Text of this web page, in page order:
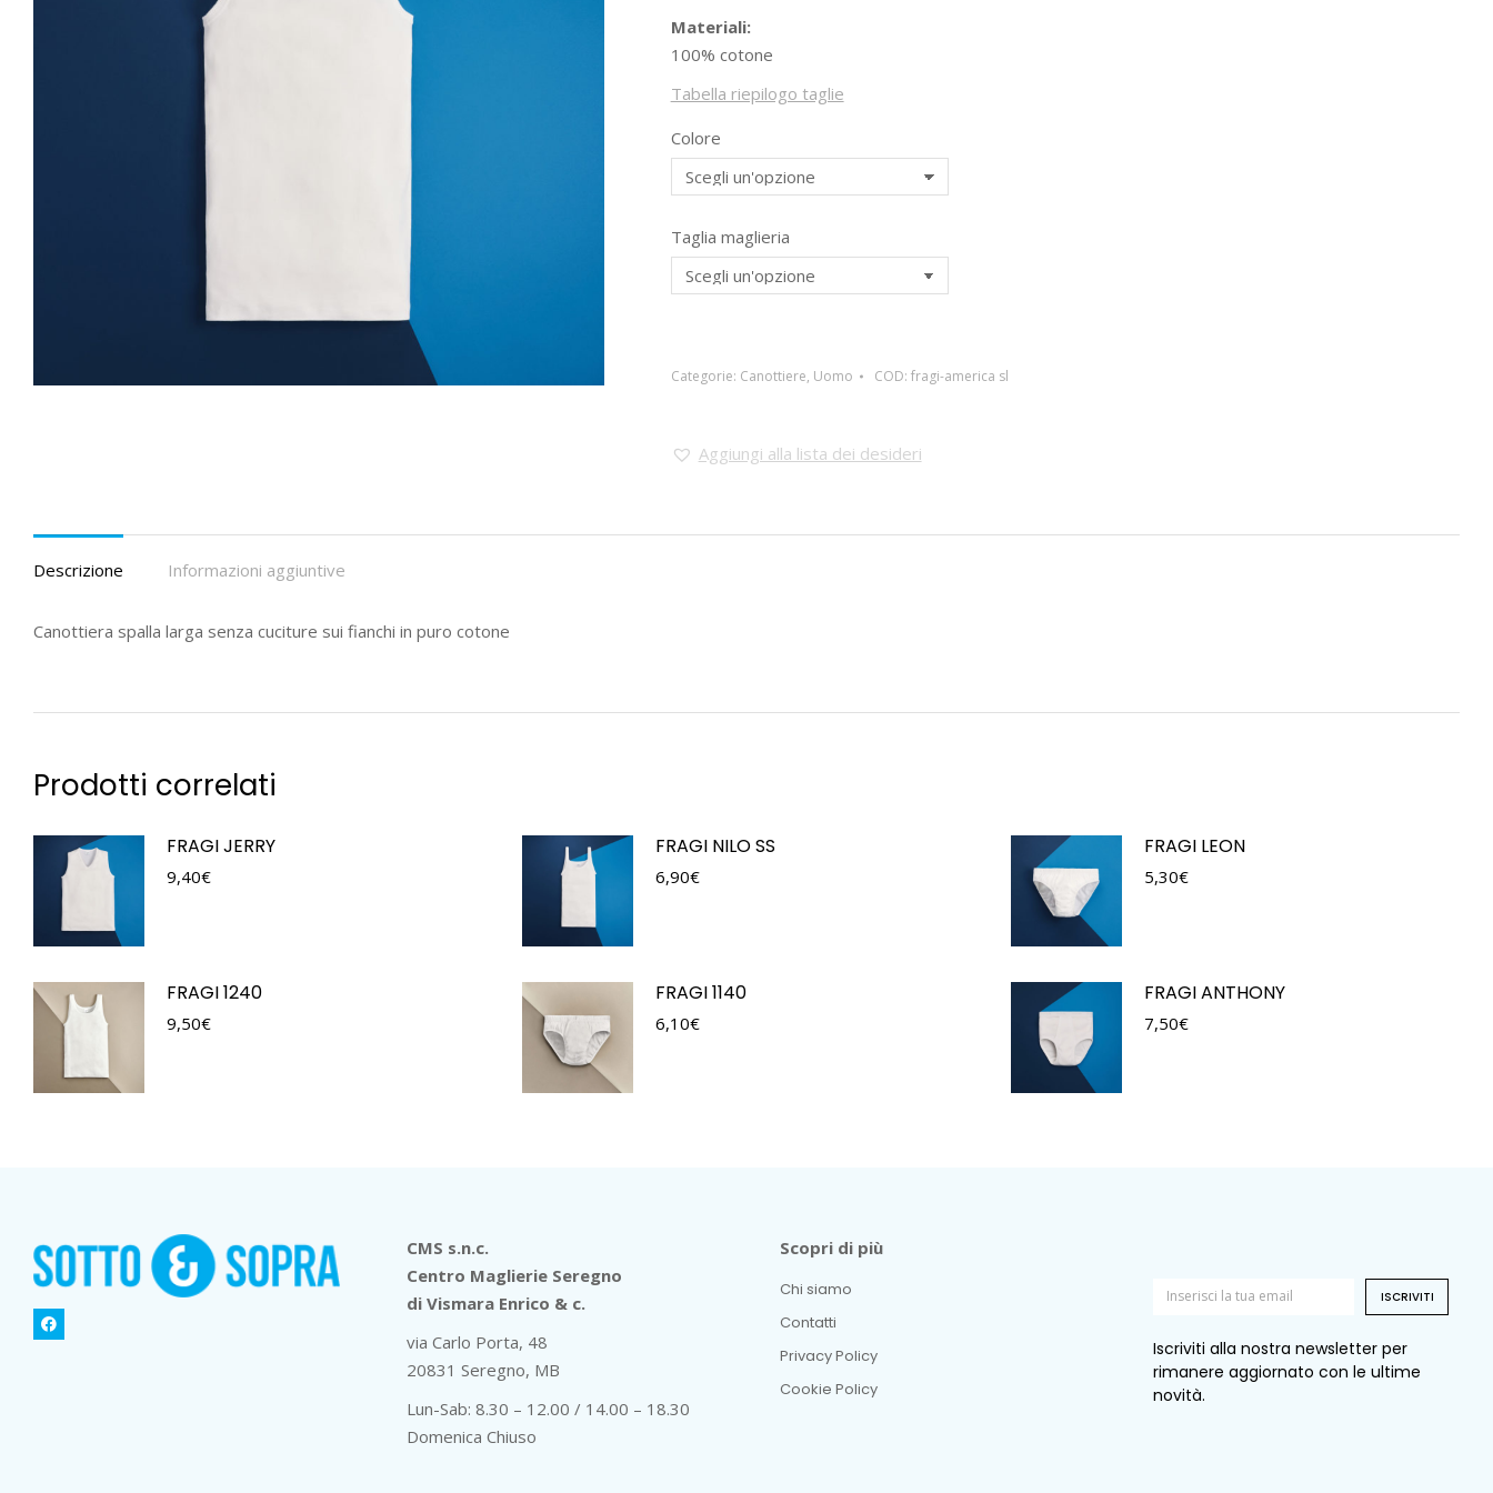
Materiali:
100% cotone
Tabella riepilogo taglie
Colore
Taglia maglieria
Categorie: Canottiere, Uomo COD: fragi-america sl
Aggiungi alla lista dei desideri
Descrizione Informazioni aggiuntive
Canottiera spalla larga senza cuciture sui fianchi in puro cotone
Prodotti correlati
FRAGI JERRY
9,40€
FRAGI NILO SS
6,90€
FRAGI LEON
5,30€
FRAGI 1240
9,50€
FRAGI 1140
6,10€
FRAGI ANTHONY
7,50€
CMS s.n.c.
Centro Maglierie Seregno
di Vismara Enrico & c.
via Carlo Porta, 48
20831 Seregno, MB
Lun-Sab: 8.30 – 12.00 / 14.00 – 18.30
Domenica Chiuso
Scopri di più
Chi siamo
Contatti
Privacy Policy
Cookie Policy
ISCRIVITI
Iscriviti alla nostra newsletter per
rimanere aggiornato con le ultime
novità.